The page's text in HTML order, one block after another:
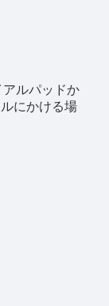
ルパッドか
にかける場